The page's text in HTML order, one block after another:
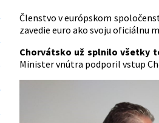
Členstvo v európskom
zavedie euro ako svoju oficiálnu
Chorvátsko už splnilo všetky
Minister vnútra podporil vstup